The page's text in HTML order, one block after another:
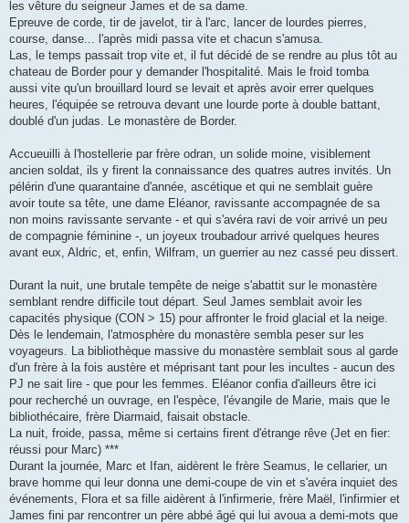
les vêture du seigneur James et de sa dame.
Epreuve de corde, tir de javelot, tir à l'arc, lancer de lourdes pierres,
course, danse... l'après midi passa vite et chacun s'amusa.
Las, le temps passait trop vite et, il fut décidé de se rendre au plus tôt au
chateau de Border pour y demander l'hospitalité. Mais le froid tomba
aussi vite qu'un brouillard lourd se levait et après avoir errer quelques
heures, l'équipée se retrouva devant une lourde porte à double battant,
doublé d'un judas. Le monastère de Border.
Accueuilli à l'hostellerie par frère odran, un solide moine, visiblement
ancien soldat, ils y firent la connaissance des quatres autres invités. Un
pélérin d'une quarantaine d'année, ascétique et qui ne semblait guère
avoir toute sa tête, une dame Eléanor, ravissante accompagnée de sa
non moins ravissante servante - et qui s'avéra ravi de voir arrivé un peu
de compagnie féminine -, un joyeux troubadour arrivé quelques heures
avant eux, Aldric, et, enfin, Wilfram, un guerrier au nez cassé peu dissert.
Durant la nuit, une brutale tempête de neige s'abattit sur le monastère
semblant rendre difficile tout départ. Seul James semblait avoir les
capacités physique (CON > 15) pour affronter le froid glacial et la neige.
Dès le lendemain, l'atmosphère du monastère sembla peser sur les
voyageurs. La bibliothèque massive du monastère semblait sous al garde
d'un frère à la fois austère et méprisant tant pour les incultes - aucun des
PJ ne sait lire - que pour les femmes. Eléanor confia d'ailleurs être ici
pour recherché un ouvrage, en l'espèce, l'évangile de Marie, mais que le
bibliothécaire, frère Diarmaid, faisait obstacle.
La nuit, froide, passa, même si certains firent d'étrange rêve (Jet en fier:
réussi pour Marc) ***
Durant la journée, Marc et Ifan, aidèrent le frère Seamus, le cellarier, un
brave homme qui leur donna une demi-coupe de vin et s'avéra inquiet des
événements, Flora et sa fille aidèrent à l'infirmerie, frère Maël, l'infirmier et
James fini par rencontrer un père abbé âgé qui lui avoua a demi-mots que